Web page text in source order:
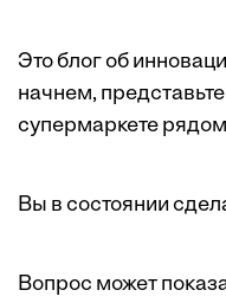
Это блог об
начнем,
супермаркете
Вы в состоянии
Вопрос может